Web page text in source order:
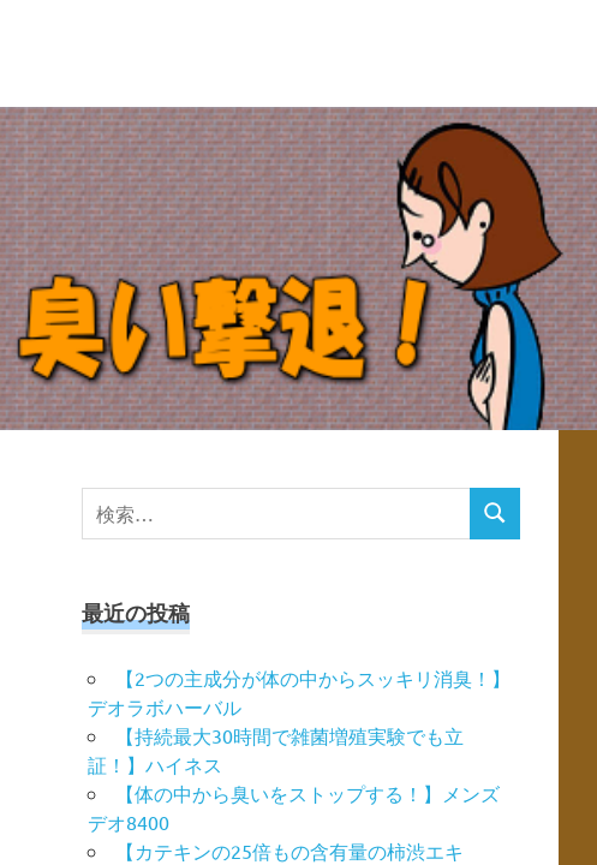
検
索
検
索
最近の投稿
【2つの主成分が体の中からスッキリ消臭！】
デオラボハーバル
【持続最大30時間で雑菌増殖実験でも立
証！】ハイネス
【体の中から臭いをストップする！】メンズ
デオ8400
【カテキンの25倍もの含有量の柿渋エキ